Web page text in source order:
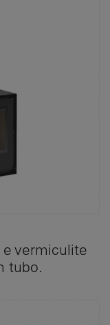
e vermiculite
tubo.